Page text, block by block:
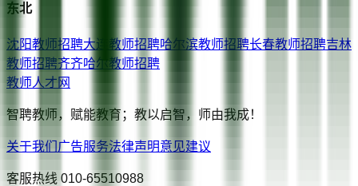
东北
沈阳教师招聘大连 教师招聘哈尔滨教师招聘长春教师招聘吉林
教师招聘齐齐哈尔 教师招聘
教师人才网
智聘教师，赋能教育；教以启智，师由我成！
关于我们 广告服务法律声明意见建议
客服热线 010-65510988